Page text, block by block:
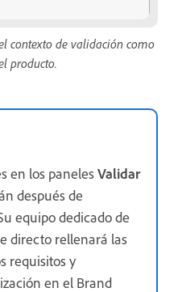
contexto de validación como
producto.
en los panelesValidar
después de
equipo dedicado de
directo rellenará las
requisitos y
en el Brand